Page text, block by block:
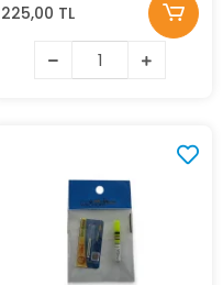
225,00 TL